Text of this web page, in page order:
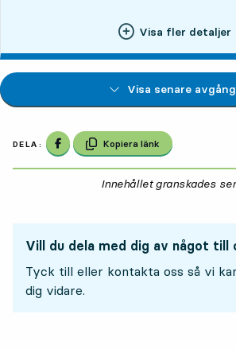
Visa fler detaljer
Visa senare
DELA: Dela på Facebook
Kopiera länk
Innehållet granskades
Vill du dela med dig av något till
Tyck till eller kontakta oss så vi
dig vidare.